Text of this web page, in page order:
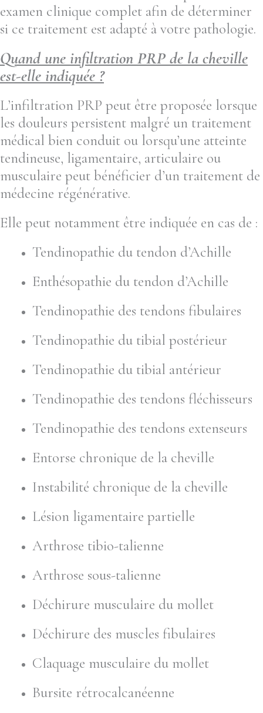
examen clinique complet afin de déterminer
si ce traitement est adapté à votre pathologie.
Quand une infiltration PRP de la cheville
est-elle indiquée ?
L’infiltration PRP peut être proposée lorsque
les douleurs persistent malgré un traitement
médical bien conduit ou lorsqu’une atteinte
tendineuse, ligamentaire, articulaire ou
musculaire peut bénéficier d’un traitement de
médecine régénérative.
Elle peut notamment être indiquée en cas de :
Tendinopathie du tendon d’Achille
Enthésopathie du tendon d’Achille
Tendinopathie des tendons fibulaires
Tendinopathie du tibial postérieur
Tendinopathie du tibial antérieur
Tendinopathie des tendons fléchisseurs
Tendinopathie des tendons extenseurs
Entorse chronique de la cheville
Instabilité chronique de la cheville
Lésion ligamentaire partielle
Arthrose tibio-talienne
Arthrose sous-talienne
Déchirure musculaire du mollet
Déchirure des muscles fibulaires
Claquage musculaire du mollet
Bursite rétrocalcanéenne